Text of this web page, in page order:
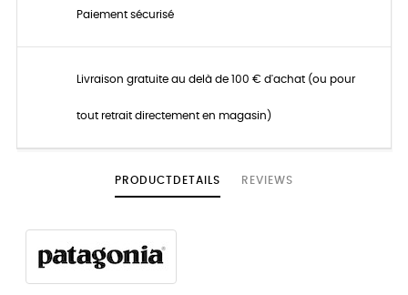
Paiement sécurisé
Livraison gratuite au delà de 100 € d'achat (ou pour
tout retrait directement en magasin)
PRODUCTDETAILS REVIEWS